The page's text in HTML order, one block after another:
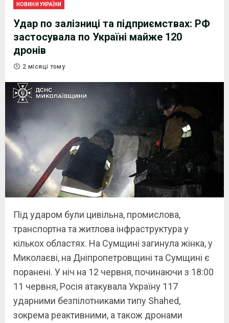
НОВИНИ УКРАЇНИ
Удар по залізниці та підприємствах: РФ
застосувала по Україні майже 120
дронів
2 місяці тому
Під ударом були цивільна, промислова,
транспортна та житлова інфраструктура у
кількох областях. На Сумщині загинула жінка, у
Миколаєві, на Дніпропетровщині та Сумщині є
поранені. У ніч на 12 червня, починаючи з 18:00
11 червня, Росія атакувала Україну 117
ударними безпілотниками типу Shahed,
зокрема реактивними, а також дронами